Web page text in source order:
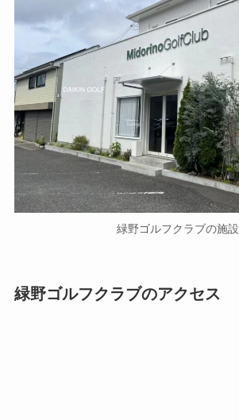
緑野ゴルフクラブの施設
緑野ゴルフクラブのアクセス